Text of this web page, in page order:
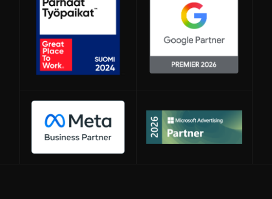
Avautuu uuteen ikkunaan